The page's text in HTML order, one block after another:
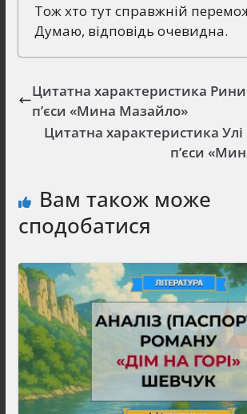
Тож хто тут справжній
Думаю, відповідь очевидна.
Цитатна характеристика
п’єси «Мина Мазайло»
Цитатна характеристика Улі
п’єси
Вам також може
сподобатися